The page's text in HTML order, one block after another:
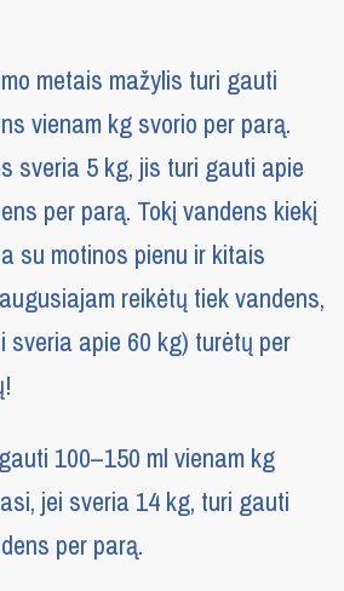
metais mažylis turi gauti
vienam kg svorio per parą.
sveria 5 kg, jis turi gauti apie
per parą. Tokį vandens kiekį
su motinos pienu ir kitais
reikėtų tiek vandens,
sveria apie 60 kg) turėtų per
100–150 ml vienam kg
jei sveria 14 kg, turi gauti
per parą.